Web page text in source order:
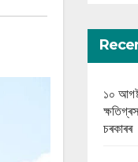
১০
চৰকাৰৰ